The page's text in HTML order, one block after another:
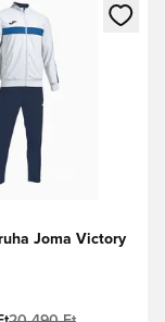
vagy a tagként
egy modált a
Joma Victory